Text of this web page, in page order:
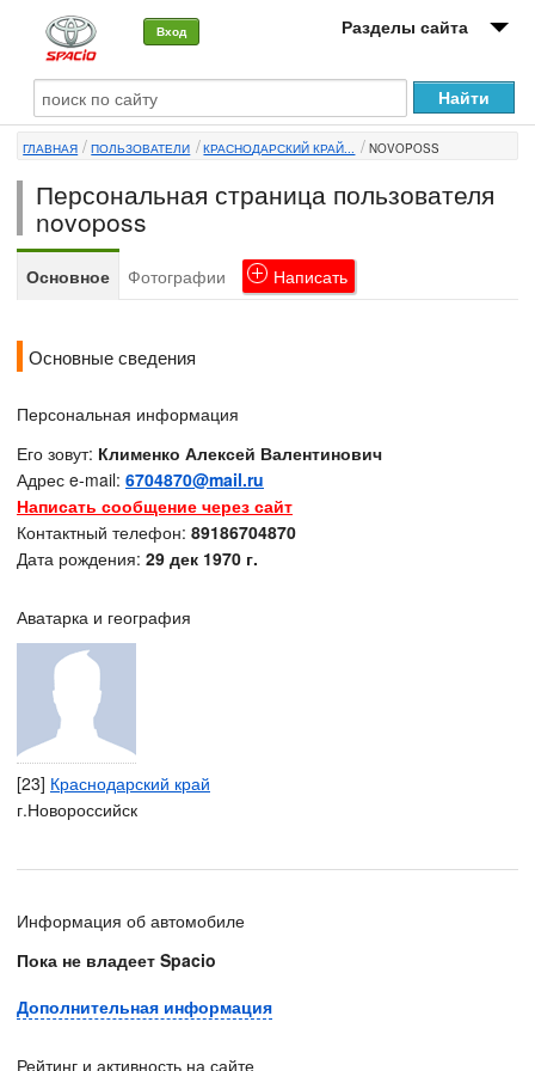
Вход Разделы сайта
О машине
Автоклуб
Форумы
Сервисы и услуги
ГЛАВНАЯ ПОЛЬЗОВАТЕЛИ КРАСНОДАРСКИЙ КРАЙ... NOVOPOSS
Персональная страница пользователя
novoposs
Основное Фотографии Написать
Основные сведения
Персональная информация
Его зовут: Клименко Алексей Валентинович
Адрес e-mail: 6704870@mail.ru
Написать сообщение через сайт
Контактный телефон: 89186704870
Дата рождения: 29 дек 1970 г.
Аватарка и география
[23] Краснодарский край
г.Новороссийск
Информация об автомобиле
Пока не владеет Spacio
Дополнительная информация
Рейтинг и активность на сайте